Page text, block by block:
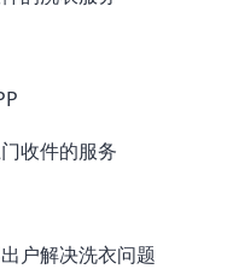
收件的服务
户解决洗衣问题